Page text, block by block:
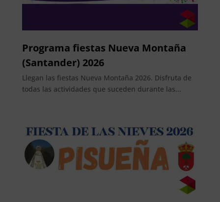
Programa fiestas Nueva Montaña
(Santander) 2026
Llegan las fiestas Nueva Montaña 2026. Disfruta de
todas las actividades que suceden durante las...